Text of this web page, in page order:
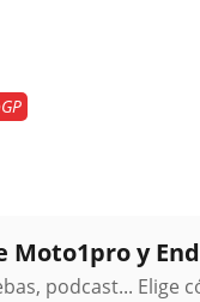
Moto1pro y
podcast... Elige